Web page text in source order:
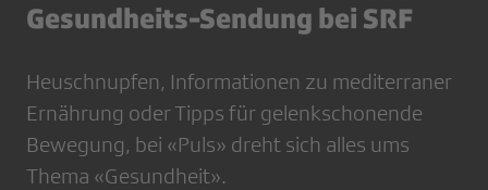
Gesundheits-Sendung bei SRF
Heuschnupfen, Informationen zu mediterraner
Ernährung oder Tipps für gelenkschonende
Bewegung, bei «Puls» dreht sich alles ums
Thema «Gesundheit».